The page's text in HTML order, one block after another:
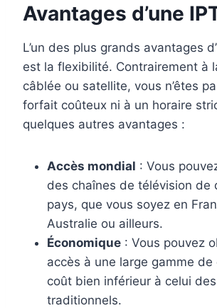
Avantages d’une
L’un des plus grands avantages
est la flexibilité. Contrairement à
câblée ou satellite, vous n’êtes
forfait coûteux ni à un horaire
quelques autres avantages :
Accès mondial : Vous
des chaînes de télévision de
pays, que vous soyez en
Australie ou ailleurs.
Économique : Vous pouvez
accès à une large gamme de
coût bien inférieur à celui
traditionnels.